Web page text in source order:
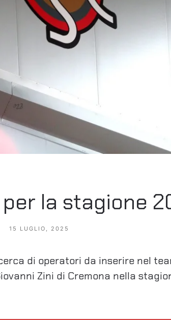
la stagione
15 LUGLIO, 2025
di operatori da inserire nel
Zini di Cremona nella